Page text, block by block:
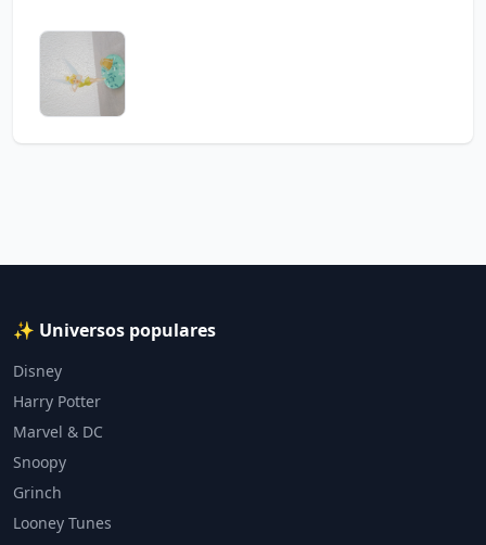
✨ Universos populares
Disney
Harry Potter
Marvel & DC
Snoopy
Grinch
Looney Tunes